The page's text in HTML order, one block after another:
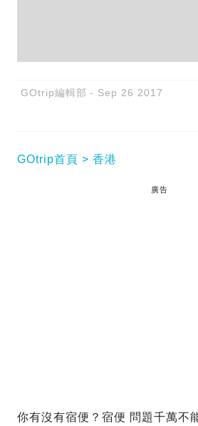
GOtrip編輯部 Sep 26 2017
GOtrip首頁 香港
廣告
你有沒有宿便？宿便 問題千萬不